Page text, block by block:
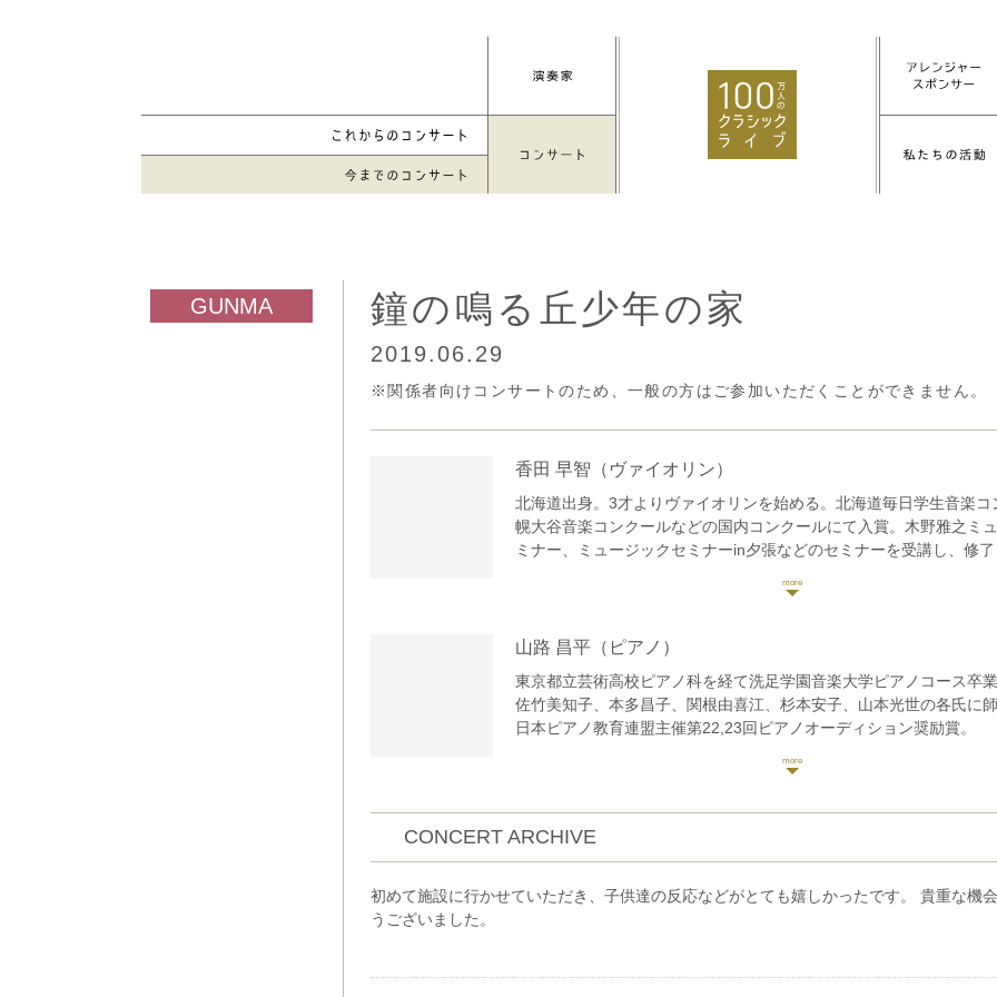
鐘の鳴る丘少年の家
2019.06.29
※関係者向けコンサートのため、一般の方はご参加いただくことができません。
香田 早智 （ヴァイオリン）
北海道出身。3才よりヴァイオリンを始める。北海道毎日学生音楽コ
幌大谷音楽コンクールなどの国内コンクールにて入賞。木野雅之ミ
ミナー、ミュージックセミナーin夕張などのセミナーを受講し、修
2017年荻窪音楽祭オータムコンサートに出演。2017年、2018年オー
ーケストラアカデミー生。2018年に公演内で首席奏者に選出。2019
プログラムによりウラジオストク(ロシア)、北海道などでコンサート
アメディアを始めとし多数のメディアで報道。愛知県立芸術大学を経
大学大学院修士課程修了。現在、Sony Music「STAND UP!
メンバー、洗足学園演奏補助要員。ソロコンサートやオーケストラ、
雄各氏に師事。室内楽を木野雅之、百武由紀、三上桂子、小森谷泉、
山路 昌平 （ピアノ）
東京都立芸術高校ピアノ科を経て洗足学園音楽大学ピアノコース卒業
佐竹美知子、本多昌子、関根由喜江、杉本安子、山本光世の各氏に師
日本ピアノ教育連盟主催第22,23回ピアノオーディション奨励賞。
クラシックyoutubeチャンネル「さんチャンネル」2020年開設。
https://youtube.com/channel/UCoXjgbI1DbI1TXfo08UgLtg
CONCERT ARCHIVE
初めて施設に行かせていただき、子供達の反応などがとても嬉しかったです。 貴重な機
うございました。